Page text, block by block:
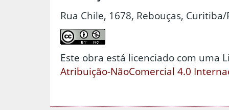
Rua Chile, 1678, Rebouças, Curitiba/
Este obra está licenciado com uma
Atribuição-NãoComercial 4.0